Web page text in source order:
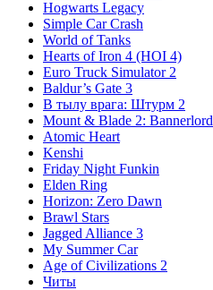
Hogwarts Legacy
Simple Car Crash
World of Tanks
Hearts of Iron 4 (HOI 4)
Euro Truck Simulator 2
Baldur’s Gate 3
В тылу врага: Штурм 2
Mount & Blade 2: Bannerlord
Atomic Heart
Kenshi
Friday Night Funkin
Elden Ring
Horizon: Zero Dawn
Brawl Stars
Jagged Alliance 3
My Summer Car
Age of Civilizations 2
Читы